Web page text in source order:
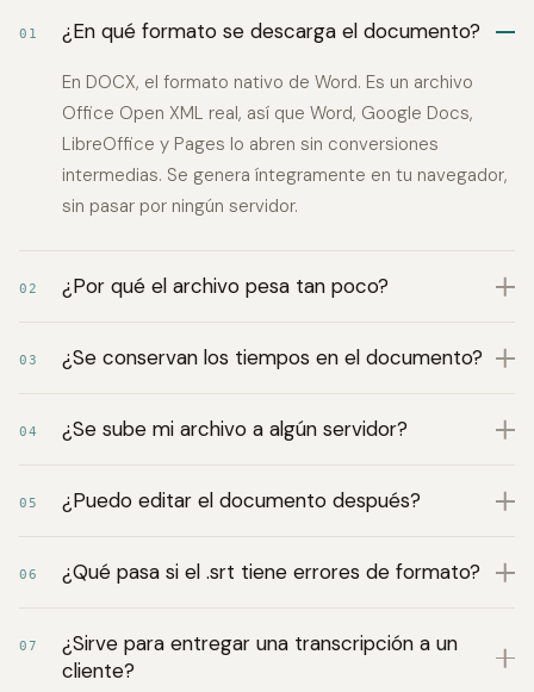
01 ¿En qué formato se descarga el documento?
En DOCX, el formato nativo de Word. Es un archivo
Office Open XML real, así que Word, Google Docs,
LibreOffice y Pages lo abren sin conversiones
intermedias. Se genera íntegramente en tu navegador,
sin pasar por ningún servidor.
02 ¿Por qué el archivo pesa tan poco?
03 ¿Se conservan los tiempos en el documento?
04 ¿Se sube mi archivo a algún servidor?
05 ¿Puedo editar el documento después?
06 ¿Qué pasa si el .srt tiene errores de formato?
07
¿Sirve para entregar una transcripción a un
cliente?